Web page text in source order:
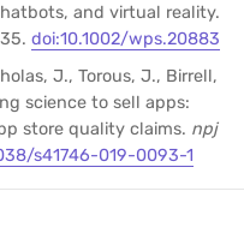
and virtual reality.
doi:10.1002/wps.20883
J., Torous, J., Birrell,
science to sell apps:
store quality claims. npj
s41746-019-0093-1